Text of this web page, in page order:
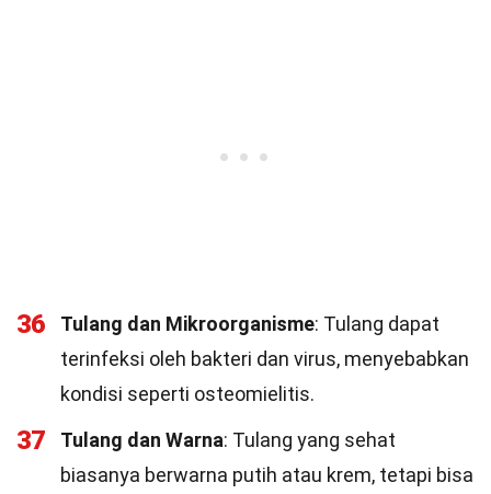
36 Tulang dan Mikroorganisme: Tulang dapat
terinfeksi oleh bakteri dan virus, menyebabkan
kondisi seperti osteomielitis.
37 Tulang dan Warna: Tulang yang sehat
biasanya berwarna putih atau krem, tetapi bisa